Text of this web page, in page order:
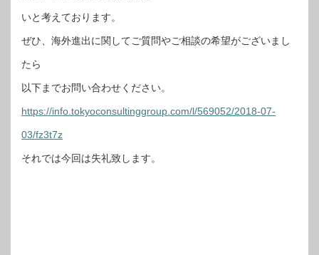
いと考えております。
ぜひ、海外進出に関してご質問やご相談の希望がございまし
たら
以下までお問い合わせください。
https://info.tokyoconsultinggroup.com/l/569052/2018-07-
03/fz3t7z
それでは今回は失礼致します。